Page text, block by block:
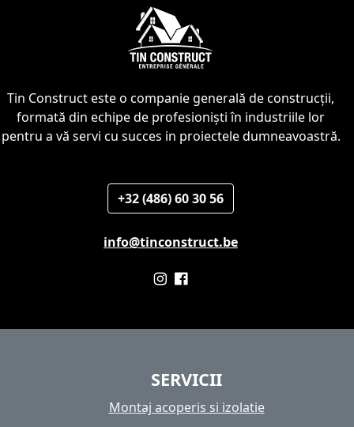
Tin Construct este o companie generală de construcții,
formată din echipe de profesioniști în industriile lor
pentru a vă servi cu succes in proiectele dumneavoastră.
+32 (486) 60 30 56
info@tinconstruct.be
SERVICII
Montaj acoperis si izolatie